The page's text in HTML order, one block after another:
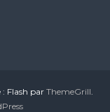
: Flash parThemeGrill